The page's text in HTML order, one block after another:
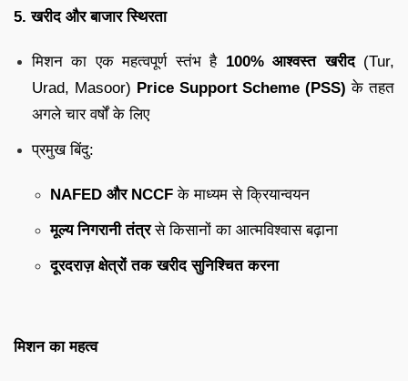
5. खरीद और बाजार स्थिरता
मिशन का एक महत्वपूर्ण स्तंभ है 100% आश्वस्त खरीद(Tur,
Urad, Masoor) Price Support Scheme (PSS) के तहत
अगले चार वर्षों के लिए
प्रमुख बिंदु:
NAFED और NCCF के माध्यम से क्रियान्वयन
मूल्य निगरानी तंत्रसे किसानों का आत्मविश्वास बढ़ाना
दूरदराज़ क्षेत्रों तक खरीद सुनिश्चित करना
मिशन का महत्व